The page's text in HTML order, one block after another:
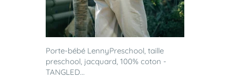
Porte-bébé LennyPreschool, taille
preschool, jacquard, 100% coton -
TANGLED...